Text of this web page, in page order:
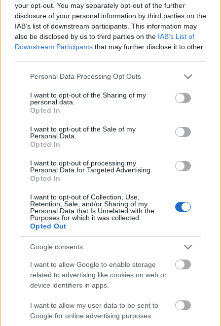
your opt-out. You may separately opt-out of the further
disclosure of your personal information by third parties on the
IAB’s list of downstream participants. This information may
also be disclosed by us to third parties on the IAB’s List of
Downstream Participants that may further disclose it to other
Please note that this website/app uses one or more Google
not limited to your visit or usage behaviour. You may click to
grant or deny consent to Google and its third-party tags to
use your data for below specified purposes in below Google
consent section.
Personal Data Processing Opt Outs
I want to opt-out of the Sharing of my
personal data.
Opted In
I want to opt-out of the Sale of my
Personal Data.
Opted In
I want to opt-out of processing my
Personal Data for Targeted Advertising.
Opted In
I want to opt-out of Collection, Use,
Retention, Sale, and/or Sharing of my
Personal Data that Is Unrelated with the
Purposes for which it was collected.
Opted Out
Google consents
I want to allow Google to enable storage
related to advertising like cookies on web or
device identifiers in apps.
I want to allow my user data to be sent to
Google for online advertising purposes.
Cinco refuerzos a bajo coste para la jornada 29
¿Necesitas refuerzos a bajo coste para completar tu equipo de la jornada
29? Estos cinco futbolistas cuestan menos de 1 millón y pueden ser de
Leer más »
Actualidad Comunio: los lesionados de la jornada 20